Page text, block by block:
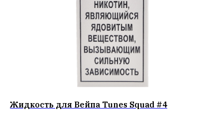
Жидкость для Вейпа Tunes Squad #4